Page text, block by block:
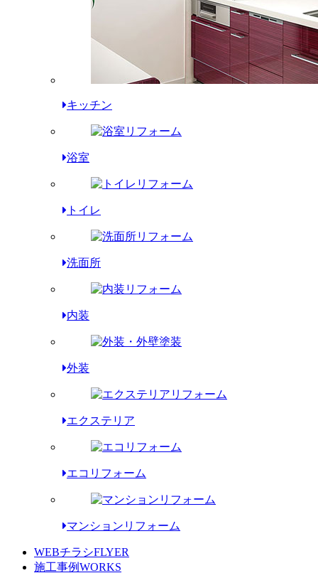
キッチン
浴室
トイレ
洗面所
内装
外装
エクステリア
エコリフォーム
マンションリフォーム
WEBチラシFLYER
施工事例WORKS